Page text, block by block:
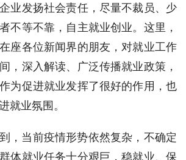
业发扬社会责任，尽量不裁员、少
不等不靠，自主就业创业。这里，
座各位新闻界的朋友，对就业工作
，深入解读、广泛传播就业政策，
为促进就业发挥了很好的作用，也
就业氛围。
，当前疫情形势依然复杂，不确定
体就业任务十分艰巨，稳就业、保